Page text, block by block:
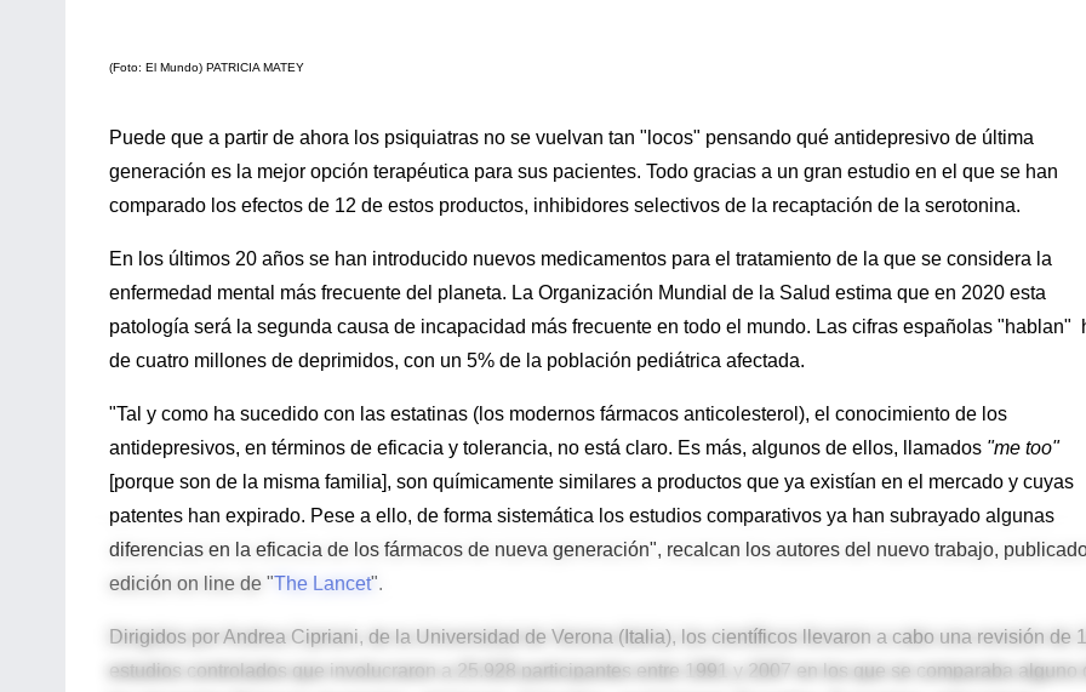
(Foto: El Mundo) PATRICIA MATEY
Puede que a partir de ahora los psiquiatras no se vuelvan tan "locos" pensando qué antidepresivo de última
generación es la mejor opción terapéutica para sus pacientes. Todo gracias a un gran estudio en el que se han
comparado los efectos de 12 de estos productos, inhibidores selectivos de la recaptación de la serotonina.
En los últimos 20 años se han introducido nuevos medicamentos para el tratamiento de la que se considera la
enfermedad mental más frecuente del planeta. La Organización Mundial de la Salud estima que en 2020 esta
patología será la segunda causa de incapacidad más frecuente en todo el mundo. Las cifras españolas "hablan"
de cuatro millones de deprimidos, con un 5% de la población pediátrica afectada.
"Tal y como ha sucedido con las estatinas (los modernos fármacos anticolesterol), el conocimiento de los
antidepresivos, en términos de eficacia y tolerancia, no está claro. Es más, algunos de ellos, llamados "me too"
[porque son de la misma familia], son químicamente similares a productos que ya existían en el mercado y cuyas
patentes han expirado. Pese a ello, de forma sistemática los estudios comparativos ya han subrayado algunas
diferencias en la eficacia de los fármacos de nueva generación", recalcan los autores del nuevo trabajo,
edición on line de "The Lancet".
Dirigidos por Andrea Cipriani, de la Universidad de Verona (Italia), los científicos llevaron a cabo una revisión de
estudios controlados que involucraron a 25.928 participantes entre 1991 y 2007 en los que se comparaba alguno